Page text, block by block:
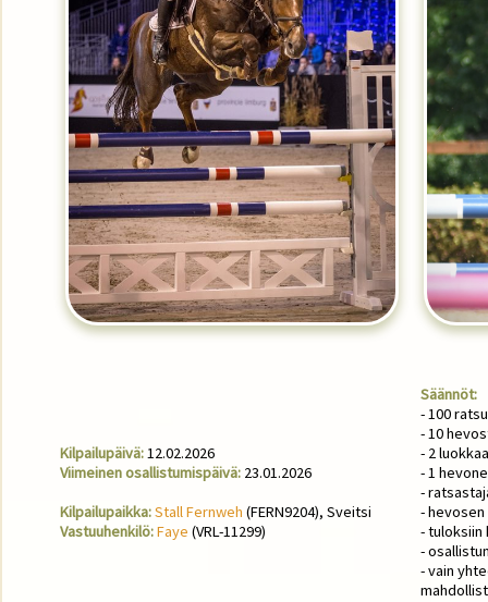
Kilpailupäivä:12.02.2026
Viimeinen osallistumispäivä: 23.01.2026
Kilpailupaikka:Stall Fernweh (FERN9204), Sveitsi
Vastuuhenkilö:Faye (VRL-11299)
Säännöt:
- 100
- 10
- 2
- 1
-
- hevosen
- tuloksiin
-
- vain